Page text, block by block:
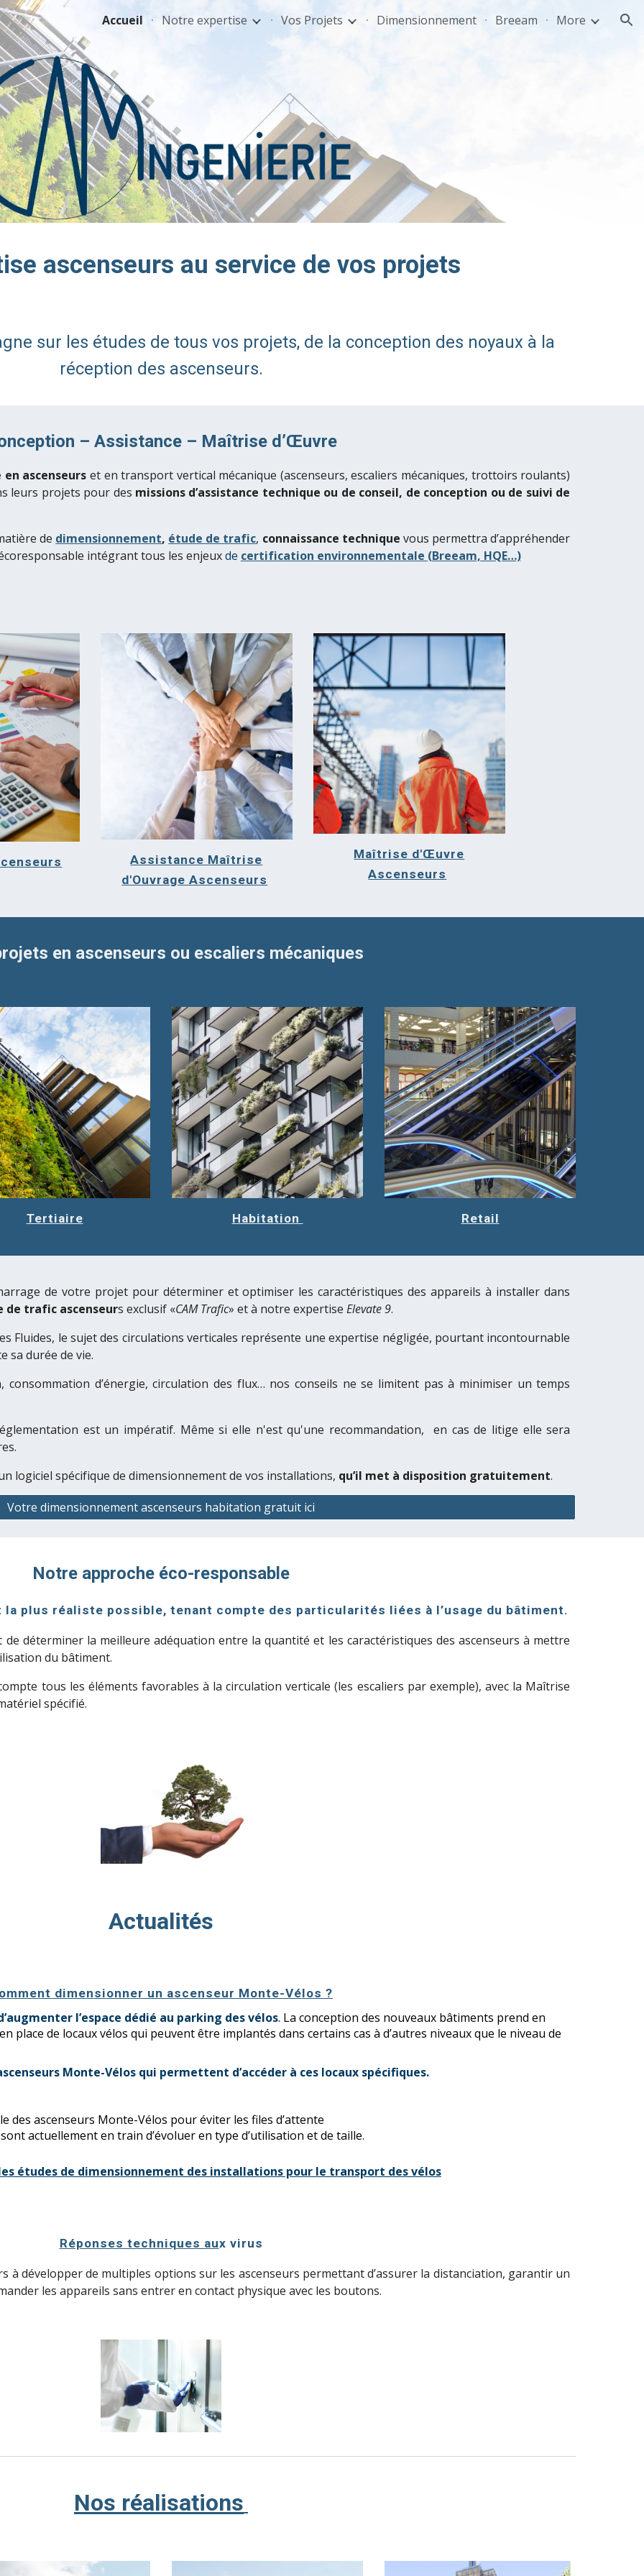
to main content Skip to navigation
Accueil Notre expertise Vos Projets Dimensionnement Breeam More
ascenseurs au service de vos projets
sur les études de tous vos projets, de la conception des noyaux à la
réception des ascenseurs.
– Assistance – Maîtrise d’Œuvre
en ascenseurs et entransport vertical mécanique (ascenseurs,escaliers mécaniques, trottoirs roulants)
leurs projets pour des missions d’assistance technique ou de conseil, de conception ou de suivi de
de dimensionnement, étude de trafic, connaissance technique vous permettra d’appréhender
intégrant tous les enjeuxde certification environnementale (Breeam, HQE…)
Assistance Maîtrise
d'Ouvrage Ascenseurs
Maîtrise d'Œuvre
Ascenseurs
en ascenseurs ou escaliers mécaniques
Tertiaire Habitation Retail
de votre projetpour déterminer et optimiser les caractéristiques des appareilsà installer dans
de trafic ascenseurs exclusif «CAM Trafic» et à notre expertise Elevate9.
Fluides, le sujet des circulations verticales représente une expertise négligée, pourtant incontournable
sa durée de vie.
consommation d’énergie, circulation des flux… nos conseils ne se limitent pas à minimiser un temps
est un impératif. Même si elle n'est qu'une recommandation, en cas de litige elle sera
logiciel spécifique de dimensionnement de vos installations, qu’il met à disposition gratuitement.
Votre dimensionnement ascenseurs habitation gratuit ici
Notre approche éco-responsable
plus réaliste possible, tenant compte des particularités liées à l’usage du bâtiment.
déterminer la meilleure adéquation entre la quantité et les caractéristiques des ascenseurs à mettre
du bâtiment.
tous les éléments favorables à la circulation verticale (les escaliers par exemple), avec la Maîtrise
spécifié.
Actualités
dimensionner un ascenseur Monte-Vélos ?
l’espace dédié au parking des vélos. La conception des nouveaux bâtiments prend en
place de locaux vélos qui peuvent être implantés dans certains cas à d’autres niveaux que le niveau de
Monte-Vélos qui permettent d’accéder à ces locaux spécifiques.
des ascenseurs Monte-Vélos pour éviter les files d’attente
actuellement en train d’évoluer en type d’utilisation et de taille.
études de dimensionnement des installations pour le transport des vélos
Réponses techniques aux virus
à développer de multiples options sur les ascenseurs permettant d’assurer la distanciation, garantir un
les appareils sans entrer en contact physique avec les boutons.
Nos réalisations